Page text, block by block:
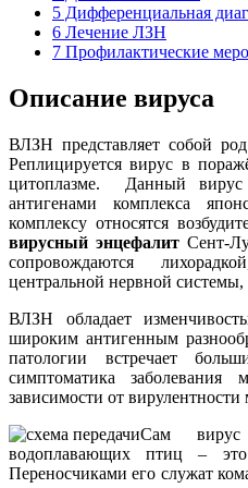
5 Дифференциальная
6 Лечение ЛЗН
7 Профилактические
Описание вируса
ВЛЗН представляет собой
Реплицируется вирус в
цитоплазме. Данный
антигенами комплекса
комплексу относятся
вирусный энцефалит Сент-
сопровождаются
центральной нервной
ВЛЗН обладает
широким антигенным
патологии встречает
симптоматика
зависимости от
Сам вирус
водоплавающих птиц –
Переносчиками его служат